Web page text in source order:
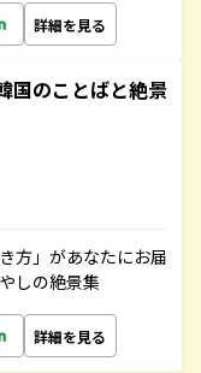
詳細を見る
国のことばと絶景
方」があなたにお届
しの絶景集
詳細を見る